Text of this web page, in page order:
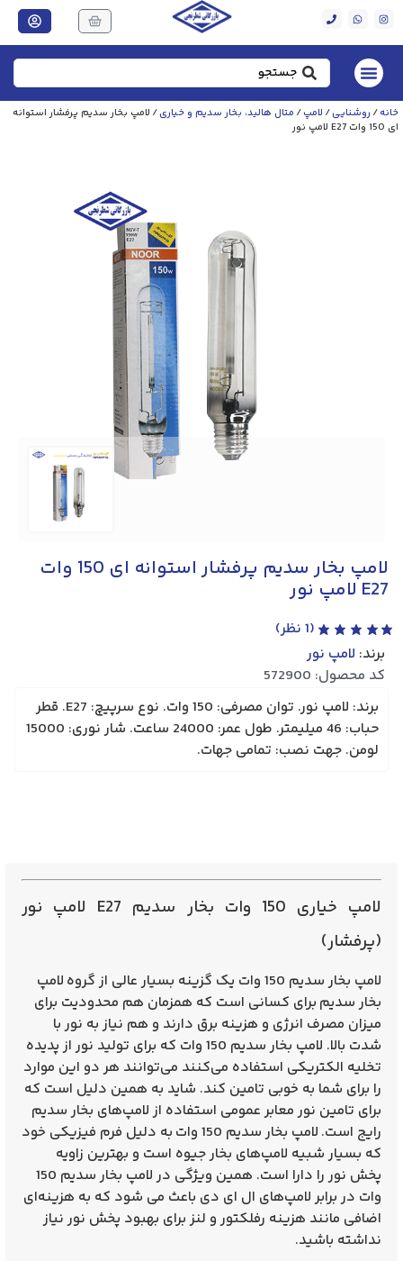
خانه/ روشنایی/ لامپ/ متال هالید، بخار سدیم و خیاری/ لامپ بخار سدیم پرفشار استوانه
ای 150 وات E27 لامپ نور
لامپ بخار سدیم پرفشار استوانه ای 150 وات
E27 لامپ نور
(
1 نظر)
برند: لامپ نور
کد محصول: 572900
برند: لامپ نور. توان مصرفی: 150 وات. نوع سرپیچ: E27. قطر
حباب: 46 میلیمتر. طول عمر: 24000 ساعت. شار نوری: 15000
لومن. جهت نصب: تمامی جهات.
لامپ خیاری 150 وات بخار سدیم E27 لامپ نور
(پرفشار)
لامپ بخار سدیم 150 وات یک گزینه بسیار عالی از گروه لامپ
بخار سدیم برای کسانی است که همزمان هم محدودیت برای
میزان مصرف انرژی و هزینه برق دارند و هم نیاز به نور با
شدت بالا. لامپ بخار سدیم 150 وات که برای تولید نور از پدیده
تخلیه الکتریکی استفاده می‌کنند‌ می‌توانند هر دو این موارد
را برای شما به خوبی تامین کند. شاید به همین دلیل است که
برای تامین نور معابر عمومی استفاده از لامپ‌های بخار سدیم
رایج است. لامپ بخار سدیم 150 وات
به دلیل فرم فیزیکی خود
که بسیار شبیه لامپ‌های بخار جیوه است و بهترین زاویه
پخش نور را دارا است. همین ویژگی در لامپ بخار سدیم 150
وات در برابر لامپ‌های ال ای دی باعث می شود که به هزینه‌ای
اضافی مانند هزینه رفلکتور و لنز برای بهبود پخش نور نیاز
نداشته باشید.